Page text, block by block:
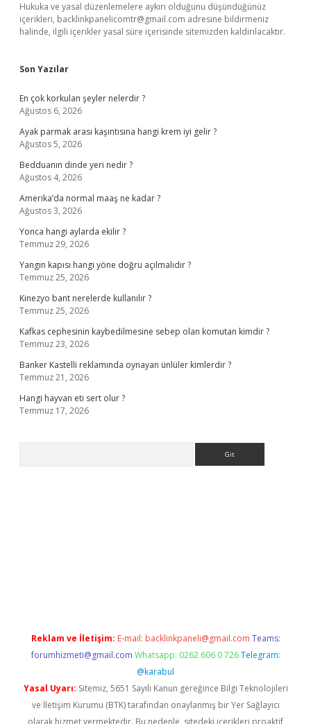
Hukuka ve yasal düzenlemelere aykırı olduğunu düşündüğünüz
içerikleri, backlinkpanelicomtr@gmail.com adresine bildirmeniz
halinde, ilgili içerikler yasal süre içerisinde sitemizden kaldırılacaktır.
Son Yazılar
En çok korkulan şeyler nelerdir ?
Ağustos 6, 2026
Ayak parmak arası kaşıntısına hangi krem iyi gelir ?
Ağustos 5, 2026
Bedduanın dinde yeri nedir ?
Ağustos 4, 2026
Amerika’da normal maaş ne kadar ?
Ağustos 3, 2026
Yonca hangi aylarda ekilir ?
Temmuz 29, 2026
Yangın kapısı hangi yöne doğru açılmalıdır ?
Temmuz 25, 2026
Kinezyo bant nerelerde kullanılır ?
Temmuz 25, 2026
Kafkas cephesinin kaybedilmesine sebep olan komutan kimdir ?
Temmuz 23, 2026
Banker Kastelli reklamında oynayan ünlüler kimlerdir ?
Temmuz 21, 2026
Hangi hayvan eti sert olur ?
Temmuz 17, 2026
Reklam ve İletişim: E-mail: backlinkpaneli@gmail.com Teams:
forumhizmeti@gmail.com Whatsapp: 0262 606 0 726 Telegram:
@karabul
Yasal Uyarı: Sitemiz, 5651 Sayılı Kanun gereğince Bilgi Teknolojileri
ve İletişim Kurumu (BTK) tarafından onaylanmış bir Yer Sağlayıcı
olarak hizmet vermektedir. Bu nedenle, sitedeki içerikleri proaktif